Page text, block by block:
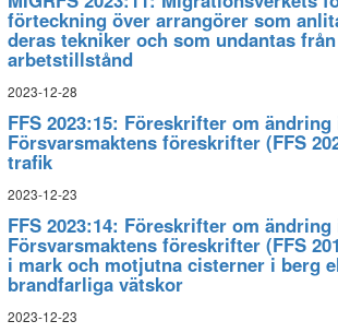
förteckning över arrangörer som
deras tekniker och som undantas
arbetstillstånd
2023-12-28
FFS 2023:15: Föreskrifter om ändring
Försvarsmaktens föreskrifter (FFS
trafik
2023-12-23
FFS 2023:14: Föreskrifter om ändring
Försvarsmaktens föreskrifter (FFS
i mark och motjutna cisterner i berg
brandfarliga vätskor
2023-12-23